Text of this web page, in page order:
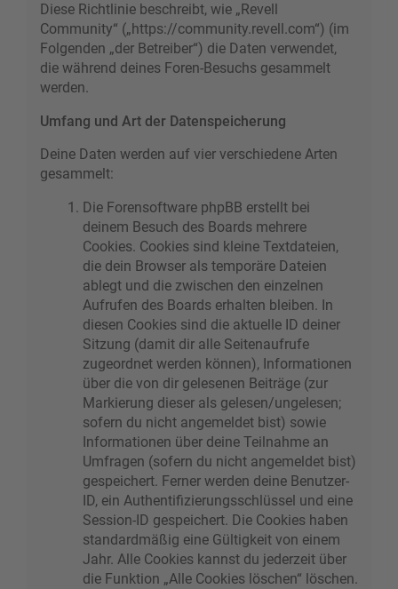
Diese Richtlinie beschreibt, wie „Revell
Community“ („https://community.revell.com“) (im
Folgenden „der Betreiber“) die Daten verwendet,
die während deines Foren-Besuchs gesammelt
werden.
Umfang und Art der Datenspeicherung
Deine Daten werden auf vier verschiedene Arten
gesammelt:
Die Forensoftware phpBB erstellt bei
deinem Besuch des Boards mehrere
Cookies. Cookies sind kleine Textdateien,
die dein Browser als temporäre Dateien
ablegt und die zwischen den einzelnen
Aufrufen des Boards erhalten bleiben. In
diesen Cookies sind die aktuelle ID deiner
Sitzung (damit dir alle Seitenaufrufe
zugeordnet werden können), Informationen
über die von dir gelesenen Beiträge (zur
Markierung dieser als gelesen/ungelesen;
sofern du nicht angemeldet bist) sowie
Informationen über deine Teilnahme an
Umfragen (sofern du nicht angemeldet bist)
gespeichert. Ferner werden deine Benutzer-
ID, ein Authentifizierungsschlüssel und eine
Session-ID gespeichert. Die Cookies haben
standardmäßig eine Gültigkeit von einem
Jahr. Alle Cookies kannst du jederzeit über
die Funktion „Alle Cookies löschen“ löschen.